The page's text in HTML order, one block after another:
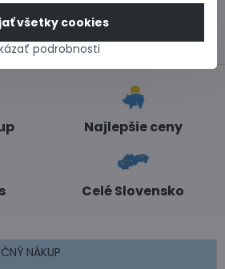
Najlepšie ceny
Celé Slovensko
NÁKUP
podrobnosti
všetky cookies